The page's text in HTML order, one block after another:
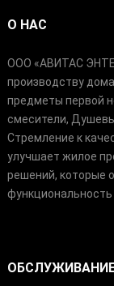
О НАС
ООО «АВИТАС
производству
предметы первой
смесители,
Стремление к
улучшает жилое
решений, которые
функциональность